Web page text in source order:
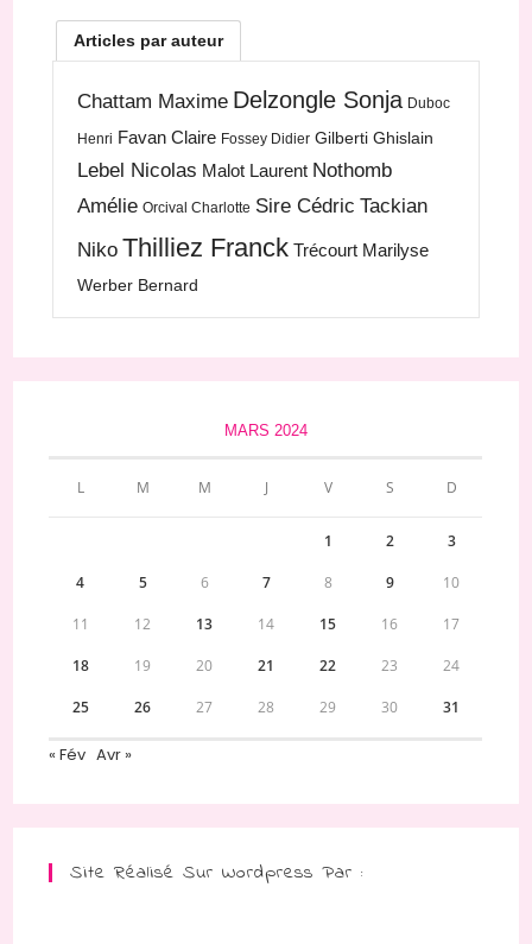
Articles par auteur
Chattam Maxime Delzongle Sonja Duboc
Henri Favan Claire Fossey Didier Gilberti Ghislain
Lebel Nicolas Malot Laurent Nothomb
Amélie Orcival Charlotte Sire Cédric Tackian
Niko Thilliez Franck Trécourt Marilyse
Werber Bernard
MARS 2024
L M M J V S D
1 2 3
4 5 6 7 8 9 10
11 12 13 14 15 16 17
18 19 20 21 22 23 24
25 26 27 28 29 30 31
« Fév Avr »
Site Réalisé Sur Wordpress Par :